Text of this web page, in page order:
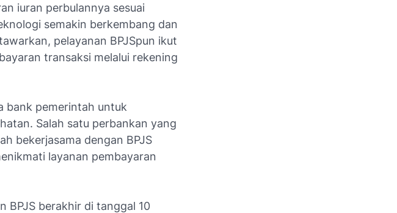
iuran perbulannya sesuai
semakin berkembang dan
pelayanan BPJSpun ikut
transaksi melalui rekening
bank pemerintah untuk
Salah satu perbankan yang
bekerjasama dengan BPJS
layanan pembayaran
BPJS berakhir di tanggal 10